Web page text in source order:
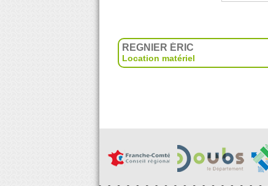
REGNIER ÉRIC
Location matériel